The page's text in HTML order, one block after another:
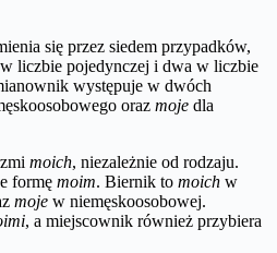
się przez siedem przypadków,
liczbie pojedynczej i dwa w liczbie
występuje w dwóch
oraz moje dla
moich, niezależnie od rodzaju.
formę moim. Biernik to moich w
moje w niemęskoosobowej.
, a miejscownik również przybiera